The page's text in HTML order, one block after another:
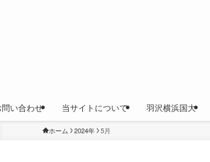
い合わせ 当サイトについて 羽沢横浜国大
ホーム 2024年 5月